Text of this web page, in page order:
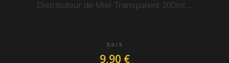
Distributeur de Miel Transparent 200ml...
5.0 / 5
9,90 €